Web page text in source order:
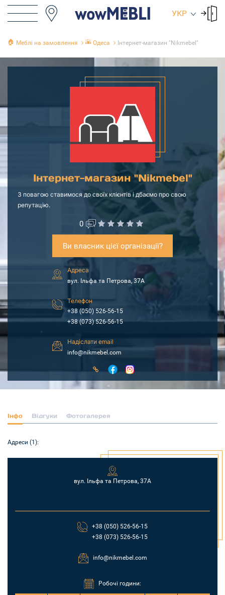
УКР
🏠 Меблі на замовлення 🌇 Одеса Інтернет-магазин "Nikmebel"
Інтернет-магазин "Nikmebel"
З повагою ставимося до своїх клієнтів і дбаємо про свою
репутацію.
0
Ви власник цієї організації?
Адреса
вул. Ільфа та Петрова, 37А
Телефон
+38 (050) 526-56-15
+38 (073) 526-56-15
Надіслати email
info@nikmebel.com
Інфо Відгуки Фотогалерея
Адреси (1):
вул. Ільфа та Петрова, 37А
+38 (050) 526-56-15
+38 (073) 526-56-15
info@nikmebel.com
Робочі години: